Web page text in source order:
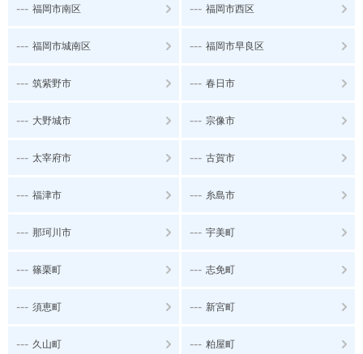
--- 福岡市南区 --- 福岡市西区
--- 福岡市城南区 --- 福岡市早良区
--- 筑紫野市 --- 春日市
--- 大野城市 --- 宗像市
--- 太宰府市 --- 古賀市
--- 福津市 --- 糸島市
--- 那珂川市 --- 宇美町
--- 篠栗町 --- 志免町
--- 須恵町 --- 新宮町
--- 久山町 --- 粕屋町